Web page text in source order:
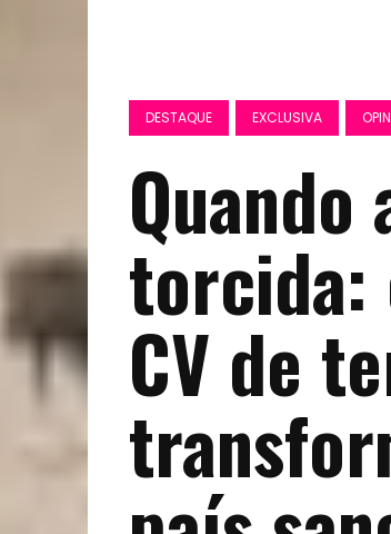
DESTAQUE EXCLUSIVA
torcida:
CV de